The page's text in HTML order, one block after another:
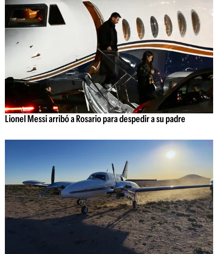
Lionel Messi arribó a Rosario para despedir a su padre